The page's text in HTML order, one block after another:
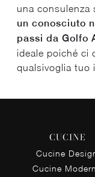
una consulenza
un conosciuto
passi da Golfo
ideale poiché ci
qualsivoglia tuo
CUCINE
Cucine
Cucine